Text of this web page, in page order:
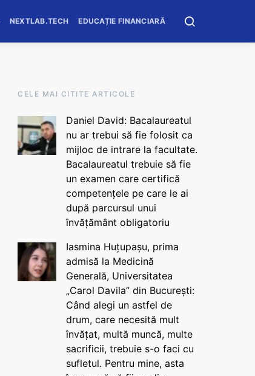
NEXTLAB.TECH EDUCAȚIE FINANCIARĂ
CELE MAI CITITE ARTICOLE
Daniel David: Bacalaureatul
nu ar trebui să fie folosit ca
mijloc de intrare la facultate.
Bacalaureatul trebuie să fie
un examen care certifică
competențele pe care le ai
după parcursul unui
învățământ obligatoriu
Iasmina Huțupașu, prima
admisă la Medicină
Generală, Universitatea
„Carol Davila” din București:
Când alegi un astfel de
drum, care necesită mult
învățat, multă muncă, multe
sacrificii, trebuie s-o faci cu
sufletul. Pentru mine, asta